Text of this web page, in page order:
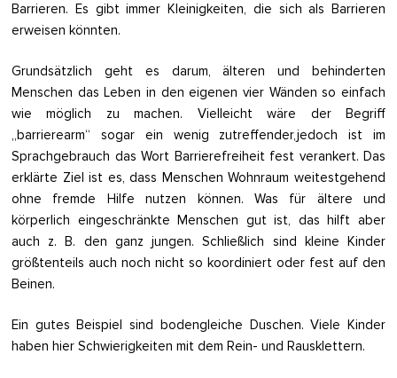
Barrieren. Es gibt immer Kleinigkeiten, die sich als Barrieren
erweisen könnten.
Grundsätzlich geht es darum, älteren und behinderten
Menschen das Leben in den eigenen vier Wänden so einfach
wie möglich zu machen. Vielleicht wäre der Begriff
„barrierearm“ sogar ein wenig zutreffender,jedoch ist im
Sprachgebrauch das Wort Barrierefreiheit fest verankert. Das
erklärte Ziel ist es, dass Menschen Wohnraum weitestgehend
ohne fremde Hilfe nutzen können. Was für ältere und
körperlich eingeschränkte Menschen gut ist, das hilft aber
auch z. B. den ganz jungen. Schließlich sind kleine Kinder
größtenteils auch noch nicht so koordiniert oder fest auf den
Beinen.
Ein gutes Beispiel sind bodengleiche Duschen. Viele Kinder
haben hier Schwierigkeiten mit dem Rein- und Rausklettern.